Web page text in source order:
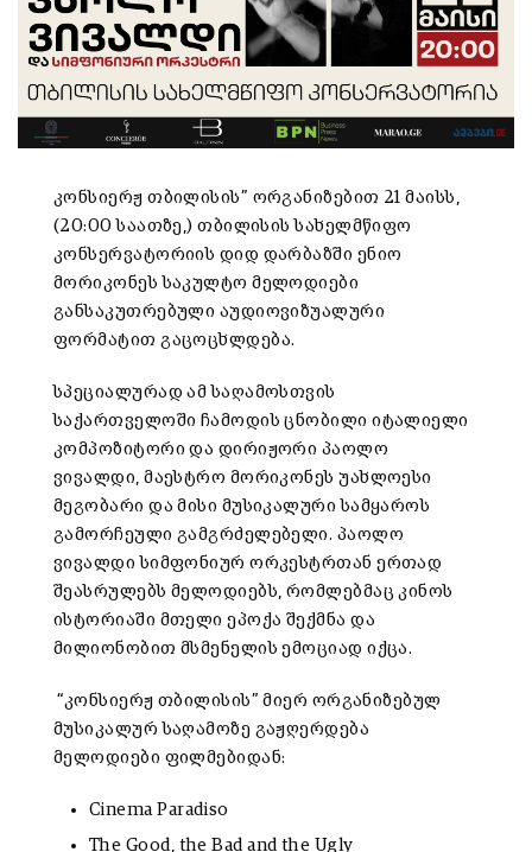
კონსიერჟ თბილისის” ორგანიზებით 21მაისს ,
(20:00საათზე,)თბილისის სახელმწიფო
კონსერვატორიის დიდ დარბაზში ენიო
მორიკონეს საკულტო მელოდიები
განსაკუთრებული აუდიოვიზუალური
ფორმატით გაცოცხლდება.
სპეციალურად ამ საღამოსთვის
საქართველოში ჩამოდის ცნობილი იტალიელი
კომპოზიტორი და დირიჟორი პაოლო
ვივალდი,მაესტრო მორიკონეს უახლოესი
მეგობარი და მისი მუსიკალური სამყაროს
გამორჩეული გამგრძელებელი. პაოლო
ვივალდი სიმფონიურ ორკესტრთან ერთად
შეასრულებს მელოდიებს, რომლებმაც კინოს
ისტორიაში მთელი ეპოქა შექმნა და
მილიონობით მსმენელის ემოციად იქცა.
“კონსიერჟ თბილისის” მიერ ორგანიზებულ
მუსიკალურ საღამოზე გაჟღერდება
მელოდიები ფილმებიდან:
Cinema Paradiso
The Good, the Bad and the Ugly